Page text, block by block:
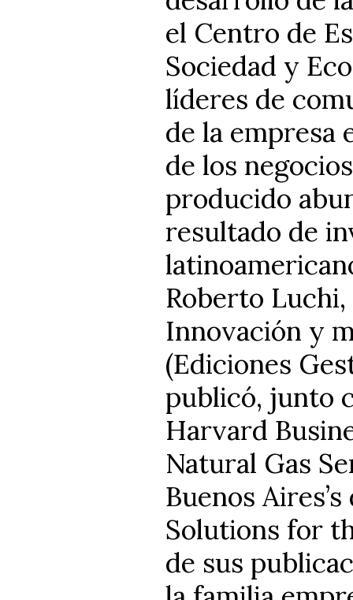
el Centro de
Sociedad y
líderes de
de la empresa
de los
producido
resultado de
Roberto
Innovación y
(Ediciones
publicó, junto
Harvard
Natural Gas
Buenos
Solutions for
de sus